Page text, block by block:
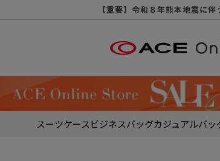
【重要】8/11（火・祝）休業及び
【重要】令和８年熊本地震に
【重要】納品書・領収書ペーパー
【重要】天候不良や交通状況・物量
【重要】悪質な詐欺サイ
【重要】各種メールが届か
【重要】お問い合わせの
【重要】SNSのなりすまし
スーツケースビジネスバッグカジュアルバッ